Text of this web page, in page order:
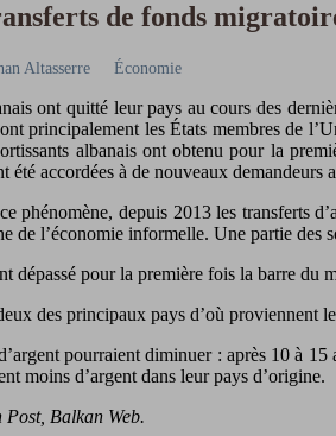
de fonds
Altasserre Économie
ont quitté leur pays au cours des
principalement les États membres de
albanais ont obtenu pour la
été accordées à de nouveaux
phénomène, depuis 2013 les transferts
de l’économie informelle. Une partie des
dépassé pour la première fois la barre
des principaux pays d’où proviennent
pourraient diminuer : après 10 à
moins d’argent dans leur pays d’origine.
Balkan Web.